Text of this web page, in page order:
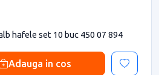
hafele set 10 buc 450 07 894
Adauga in cos